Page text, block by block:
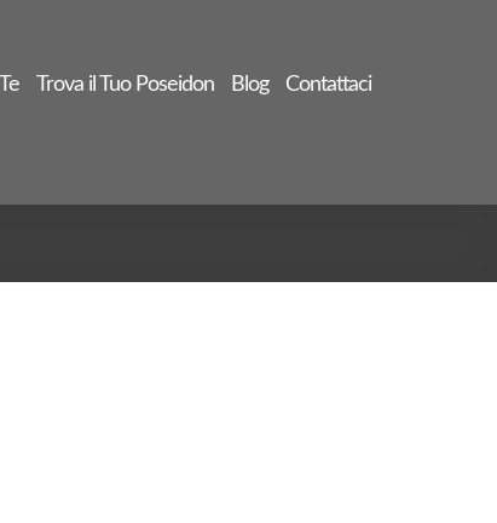
Trova il Tuo Poseidon Blog
Contattaci